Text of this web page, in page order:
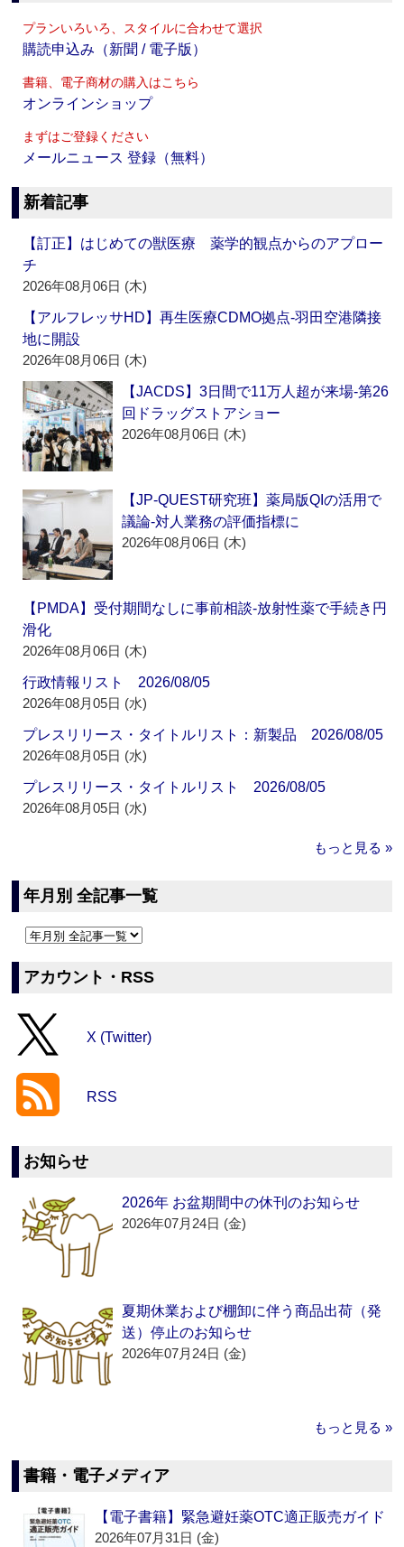
プランいろいろ、スタイルに合わせて選択
購読申込み（新聞 / 電子版）
書籍、電子商材の購入はこちら
オンラインショップ
まずはご登録ください
メールニュース 登録（無料）
新着記事
【訂正】はじめての獣医療 薬学的観点からのアプロー
チ
2026年08月06日 (木)
【アルフレッサHD】再生医療CDMO拠点‐羽田空港隣接
地に開設
2026年08月06日 (木)
【JACDS】3日間で11万人超が来場‐第26
回ドラッグストアショー
2026年08月06日 (木)
【JP-QUEST研究班】薬局版QIの活用で
議論‐対人業務の評価指標に
2026年08月06日 (木)
【PMDA】受付期間なしに事前相談‐放射性薬で手続き円
滑化
2026年08月06日 (木)
行政情報リスト 2026/08/05
2026年08月05日 (水)
プレスリリース・タイトルリスト：新製品 2026/08/05
2026年08月05日 (水)
プレスリリース・タイトルリスト 2026/08/05
2026年08月05日 (水)
もっと見る »
年月別 全記事一覧
アカウント・RSS
X (Twitter)
RSS
お知らせ
2026年 お盆期間中の休刊のお知らせ
2026年07月24日 (金)
夏期休業および棚卸に伴う商品出荷（発
送）停止のお知らせ
2026年07月24日 (金)
もっと見る »
書籍・電子メディア
【電子書籍】緊急避妊薬OTC適正販売ガイド
2026年07月31日 (金)